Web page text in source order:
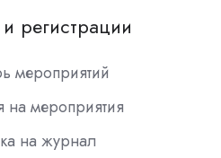
регистрации
мероприятий
на мероприятия
на журнал